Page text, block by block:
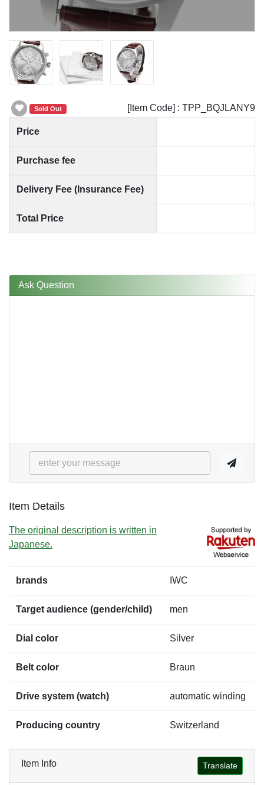
Sold Out [Item Code] : TPP_BQJLANY9
Price
Purchase fee
Delivery Fee (Insurance Fee)
Total Price
Ask Question
Item Details
The original description is written in
Japanese.
brands IWC
Target audience (gender/child) men
Dial color Silver
Belt color Braun
Drive system (watch) automatic winding
Producing country Switzerland
Item Info Translate